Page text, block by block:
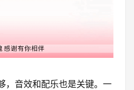
，音效和配乐也是关键。一